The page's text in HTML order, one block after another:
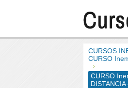
CURSOS
CURSO
CURSO